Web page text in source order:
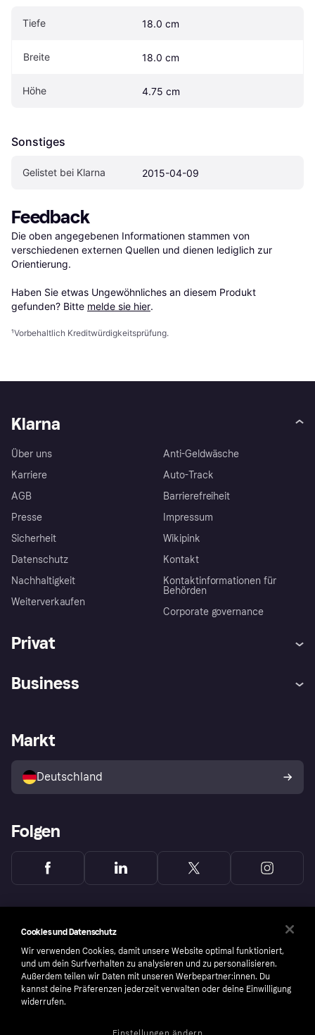
Tiefe 18.0 cm
Breite 18.0 cm
Höhe 4.75 cm
Sonstiges
Gelistet bei Klarna 2015-04-09
Feedback
Die oben angegebenen Informationen stammen von
verschiedenen externen Quellen und dienen lediglich zur
Orientierung.
Haben Sie etwas Ungewöhnliches an diesem Produkt
gefunden? Bitte melde sie hier.
¹Vorbehaltlich Kreditwürdigkeitsprüfung.
Klarna
Über uns
Karriere
AGB
Presse
Sicherheit
Datenschutz
Nachhaltigkeit
Weiterverkaufen
Anti-Geldwäsche
Auto-Track
Barrierefreiheit
Impressum
Wikipink
Kontakt
Kontaktinformationen für
Behörden
Corporate governance
Privat
Klarna App
Shops entdecken
Käuferschutzrichtlinie
Dein Widerrufsrecht
Business
Händlerportal
Markt
Deutschland
Folgen
Cookies und Datenschutz
Wir verwenden Cookies, damit unsere Website optimal funktioniert,
und um dein Surfverhalten zu analysieren und zu personalisieren.
Außerdem teilen wir Daten mit unseren Werbepartner:innen. Du
kannst deine Präferenzen jederzeit verwalten oder deine Einwilligung
widerrufen.